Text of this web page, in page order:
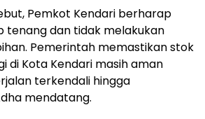
Pemkot Kendari berharap
dan tidak melakukan
Pemerintah memastikan stok
di Kota Kendari masih aman
terkendali hingga
mendatang.